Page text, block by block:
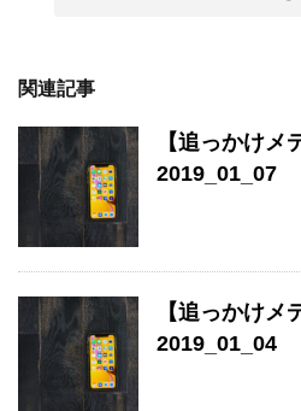
関連記事
【追っかけメ
2019_01_07
【追っかけメ
2019_01_04